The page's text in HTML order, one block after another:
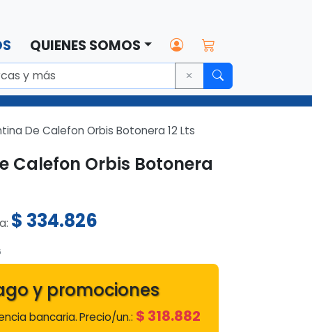
QUIENES SOMOS
De Calefon Orbis Botonera 12 Lts
Calefon Orbis Botonera
$ 334.826
y promociones
bancaria. Precio/un.: $ 318.882